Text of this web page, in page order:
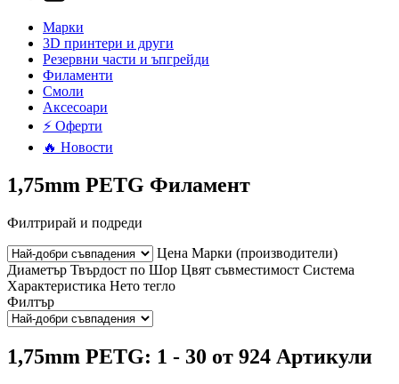
Mарки
3D принтери и други
Резервни части и ъпгрейди
Филаменти
Смоли
Аксесоари
⚡ Оферти
🔥 Новости
1,75mm PETG Филамент
Филтрирай и подреди
Цена Марки (производители)
Диаметър Твърдост по Шор Цвят съвместимост Система
Характеристика Нето тегло
Филтър
1,75mm PETG: 1 - 30 от 924 Артикули